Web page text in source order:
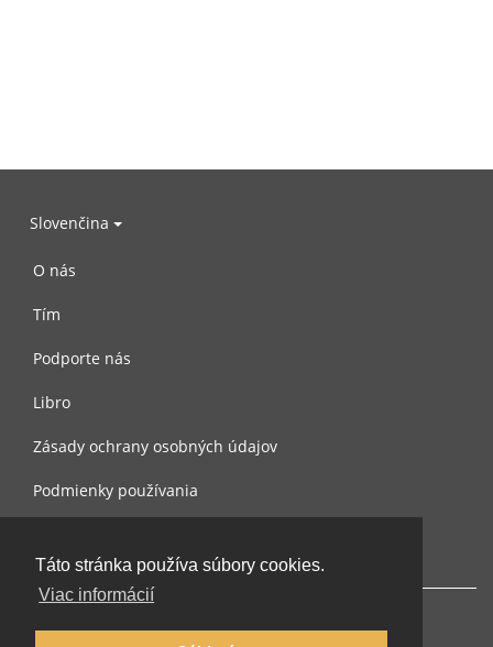
Táto stránka používa súbory cookies.
Viac informácií
Slovenčina
O nás
Tím
Podporte nás
Libro
Zásady ochrany osobných údajov
Podmienky používania